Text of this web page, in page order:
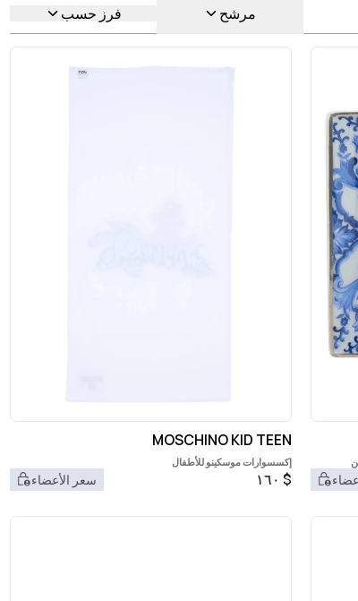
مرشح فرز حسب
MOSCHINO KID TEEN
إكسسوارات موسكينو للأطفال
$ ١٦٠ سعر الأعضاء